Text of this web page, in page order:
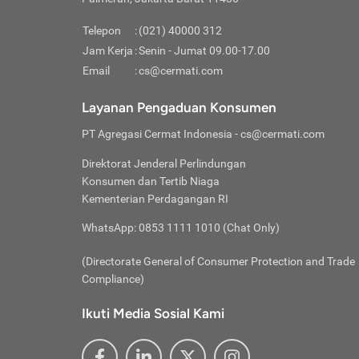
rendah
Jika
Kredit
Telepon :(021) 40000 312
Jam Kerja :Senin - Jumat 09.00-17.00
Email
:cs@cermati.com
Layanan Pengaduan Konsumen
PT Agregasi Cermat Indonesia - cs@cermati.com
Direktorat Jenderal Perlindungan
Konsumen dan Tertib Niaga
Kementerian Perdagangan RI
WhatsApp: 0853 1111 1010 (Chat Only)
(Directorate General of Consumer Protection and Trade
Compliance)
Ikuti Media Sosial Kami